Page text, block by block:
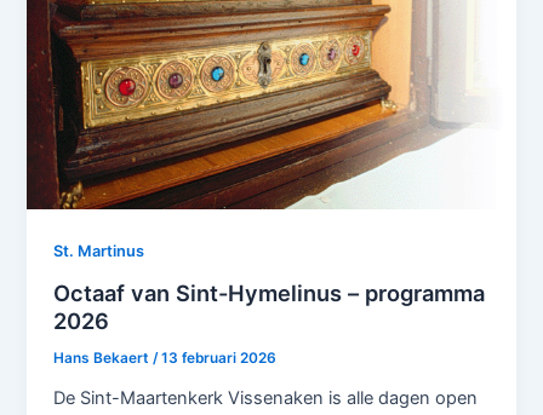
St. Martinus
Octaaf van Sint-Hymelinus – programma
2026
Hans Bekaert /13 februari 2026
De Sint-Maartenkerk Vissenaken is alle dagen open